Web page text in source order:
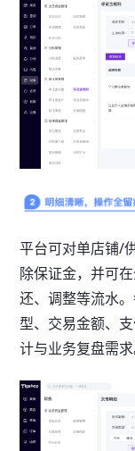
平台可对单店铺/
除保证金，并可
还、调整等流水
型、交易金额、
计与业务复盘需求